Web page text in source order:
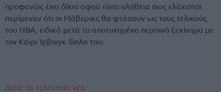
προφανώς έχει δίκιο αφού είναι αλήθεια πως ελάχιστοι
περίμεναν ότι οι Μάβερικς θα φτάσουν ως τους τελικούς
του ΝΒΑ, ειδικά μετά το αποτυχημένο περσινό ξεκίνημα με
τον Κάιρι Ίρβινγκ δίπλα του.
Δείτε τα τελευταία νέα